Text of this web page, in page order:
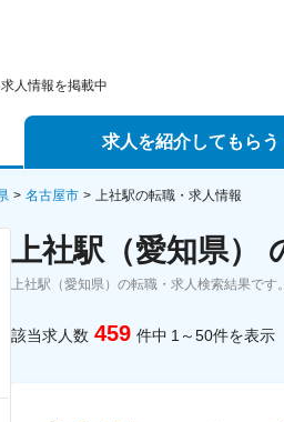
人情報を掲載中
求人を紹介してもらう
エージェントサービス
スカウトサービス
名古屋市 上社駅の転職・求人情報
上社駅（愛知県）
上社駅（愛知県）の転職・求人検索結果です
該当求人数 459 件中 1～50件を表示